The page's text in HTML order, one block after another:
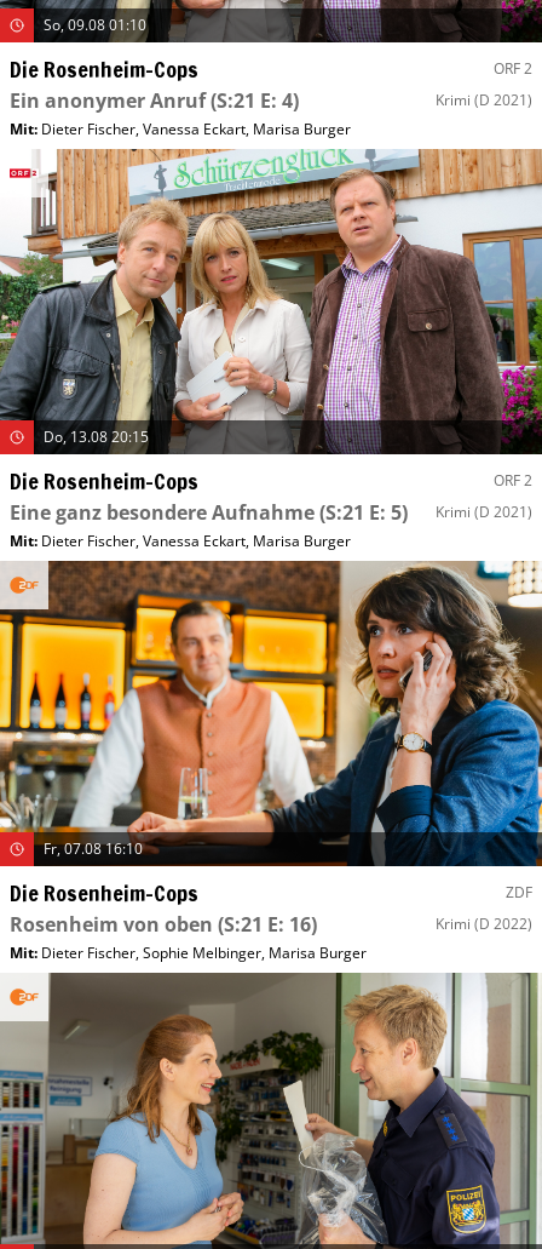
So, 09.08 01:10
Die Rosenheim-Cops ORF 2
Ein anonymer Anruf(S:21 E: 4) Krimi (D 2021)
Mit: Dieter Fischer,Vanessa Eckart, Marisa Burger
Do, 13.08 20:15
Die Rosenheim-Cops ORF 2
Eine ganz besondere Aufnahme(S:21 E: 5) Krimi (D 2021)
Mit: Dieter Fischer,Vanessa Eckart, Marisa Burger
Fr, 07.08 16:10
Die Rosenheim-Cops ZDF
Rosenheim von oben (S:21 E: 16) Krimi (D 2022)
Mit: Dieter Fischer,Sophie Melbinger, Marisa Burger